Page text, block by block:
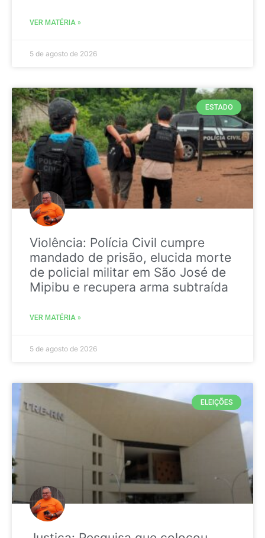
VER MATÉRIA »
5 de agosto de 2026
ESTADO
Violência: Polícia Civil cumpre
mandado de prisão, elucida morte
de policial militar em São José de
Mipibu e recupera arma subtraída
VER MATÉRIA »
5 de agosto de 2026
ELEIÇÕES